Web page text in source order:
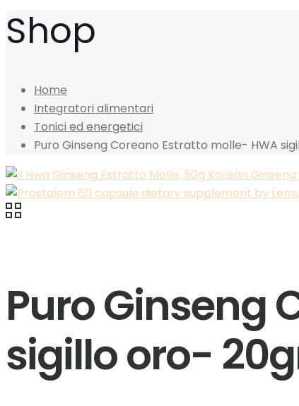
Shop
Home
Integratori alimentari
Tonici ed energetici
Puro Ginseng Coreano Estratto molle- HWA
Puro Ginseng
sigillo oro-